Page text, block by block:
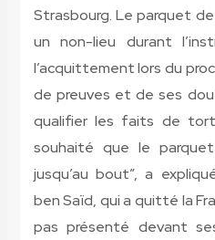
Strasbourg. Le parquet
un non-lieu durant
l’acquittement lors du
de preuves et de ses
qualifier les faits de
souhaité que le
jusqu’au bout”, a
ben Saïd, qui a quitté la
pas présenté devant